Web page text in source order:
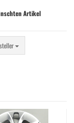
Artikel